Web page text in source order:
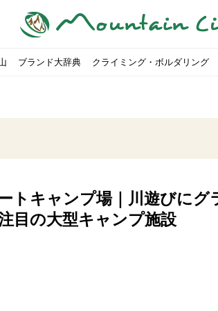
根」から槍ヶ岳へ！
登山女子Kajoの自粛明け登山企画vol.2〜初秋
山頂まで2
破！
利を放棄できる？
山を買ってレジャーを楽しみたい！山の値段
農地の売買
プに最適なテント5選
おすすめ！3つの理由, 選び方, おすすめモデル
【お手頃キャンピングカー紹介】Japan【体験談】
島に行ってみた
【こずチャンネル】使わなくなったキャンプ
伊王島にあ
トドア用品をマウンガで高価買取する方法
2018年夏｜マウンテンシティインスタフォト
キャンプ女
ント7選をご紹介！
選】選び方や注意点・お手入れ方法を解説
【最強の保冷剤5選】保冷剤の役割や選び方・
【お得にキ
女子Kajoが洗ってみた！
平へ！
【ソロキャンプや登山に】湯切り不要パスタ
有名なクラ
ブランド大辞典
をご紹介
魅力と使い方｜人気おすすめモデル5選
キャンプ・ハイキング用ヘッドライトを選ぶ
防水？非防
クライミング・ボルダリング
ご紹介
で揃えよう！種類別で人気アイテムを紹介！
【山岳四団体声明発表】なぜ今、登山やクラ
初めてのボ
の作り方
教わる！『本格マルゲリータピザ』の作り方
パティシエキャンパーSakiさんに教わる！『
パティシエ
ト泊登山、赤岳〜横岳〜硫黄岳の縦走コースを
北八ヶ岳池めぐり山行コース解説。日帰り可
日本向けに
法すめなものはどれ？特徴も合わせて解説！
ふるさと納税で焚き火台が手に入る？初心者
日本向けに
めたワケとは？
スキンの魅力と用途別おすすめリュック9選
防水？非防水？トレイルランニングシューズ
トレイルラ
入手方法も
を用途別で紹介！人生の相棒を見つけよう！
登山用リュックならグレゴリー！選ぶポイン
アウトドア
ご紹介
ウェア8選！防虫, 防水, カメラ用を解説
ヒルバーグのテントは用途に合わせてレーベ
DDタープ全
の装備は重かった」
にある！料理も魅力の「源流居酒屋よーこ」チ
【#STAY HOME】釣りに行けないから、家で
初めてのウ
女子Kajoが洗ってみた！
クイン』、人気の理由とおすすめウェアを紹介
フォックスファイヤーのおすすめウェア8選！
【山でも街
屋よーこ」チャンネル徹底取材！
教わる！『濃厚蒸しショコラ』の作り方
【#STAY HOME】お家でアウトドア気分〜ホ
海外のキャ
イパン「ごちそうレシピ」
不要パスタの作り方！深型ソロクッカーでも作
パティシエキャンパーSakiさんに教わる！『
パティシエ
『手作り豆腐』の作り方
教わる！カリッ・ジュワ・トロ〜『ミルクティ
パティシエキャンパーSakiさんに教わる！お
パティシエ
トキャンプ場｜川遊びにグ
目の大型キャンプ施設